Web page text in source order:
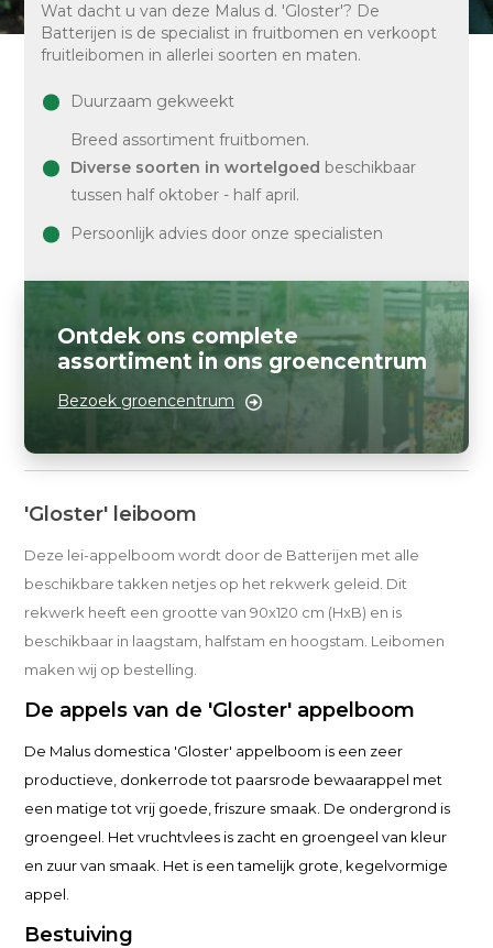
Wat dacht u van deze Malus d. 'Gloster'? De
Batterijen is de specialist in fruitbomen en verkoopt
fruitleibomen in allerlei soorten en maten.
Duurzaam gekweekt
Breed assortiment fruitbomen.
Diverse soorten in wortelgoed beschikbaar
tussen half oktober - half april.
Persoonlijk advies door onze specialisten
Ontdek ons complete
assortiment in ons groencentrum
Bezoek groencentrum
'Gloster' leiboom
Deze lei-appelboom wordt door de Batterijen met alle
beschikbare takken netjes op het rekwerk geleid. Dit
rekwerk heeft een grootte van 90x120 cm (HxB) en is
beschikbaar in laagstam, halfstam en hoogstam. Leibomen
maken wij op bestelling.
De appels van de 'Gloster' appelboom
De Malus domestica 'Gloster' appelboom is een zeer
productieve, donkerrode tot paarsrode bewaarappel met
een matige tot vrij goede, friszure smaak. De ondergrond is
groengeel. Het vruchtvlees is zacht en groengeel van kleur
en zuur van smaak. Het is een tamelijk grote, kegelvormige
appel.
Bestuiving